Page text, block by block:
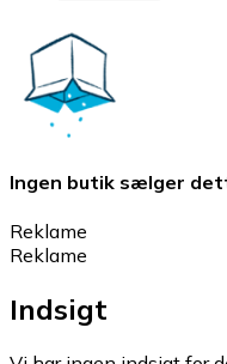
Ingen butik sælger
Reklame
Reklame
Indsigt